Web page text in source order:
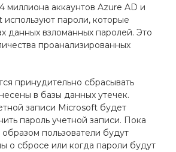
миллиона аккаунтов Azure AD и
пароли, которые
данных взломанных паролей. Это
проанализированных
принудительно сбрасывать
в базы данных утечек.
записи Microsoft будет
пароль учетной записи. Пока
пользователи будут
о сбросе или когда пароли будут